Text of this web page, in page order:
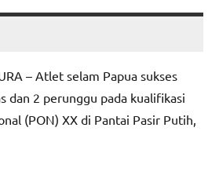
– Atlet selam Papua sukses
dan 2 perunggu pada kualifikasi
(PON) XX di Pantai Pasir Putih,